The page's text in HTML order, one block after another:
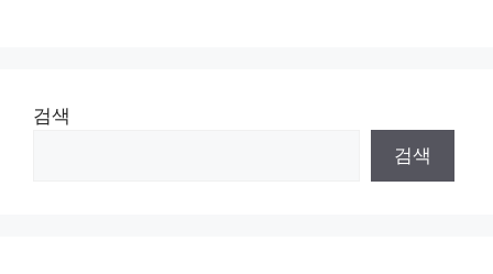
검색
검색